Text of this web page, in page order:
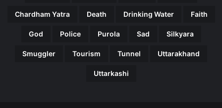
Chardham Yatra Death Drinking Water Faith
God Police Purola Sad Silkyara
Smuggler Tourism Tunnel Uttarakhand
Uttarkashi